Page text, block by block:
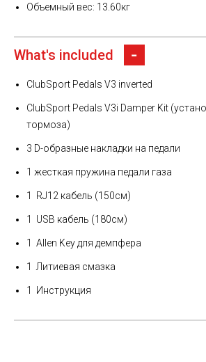
Объемный вес: 13.60кг
What's included
ClubSport Pedals V3 inverted
ClubSport Pedals V3i Damper Kit
тормоза)
3 D-образные накладки на педали
1 жесткая пружина педали газа
1 RJ12 кабель (150см)
1 USB кабель (180см)
1 Allen Key для демпфера
1 Литиевая смазка
1 Инструкция